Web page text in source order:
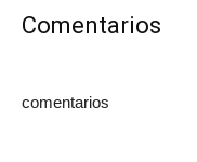
Comentarios
comentarios